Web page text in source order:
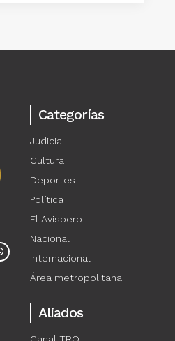
Categorías
Judicial
Cultura
Deportes
Política
El Avispero
Nacional
Internacional
Área metropolitana
Aliados
Canal TRO